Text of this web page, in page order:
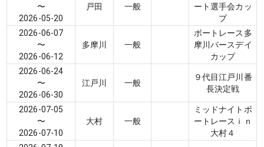
〜
2026-05-20
戸田 一般
ート選手会カッ
プ
2026-06-07
〜
2026-06-12
多摩川 一般
ボートレース多
摩川バースデイ
カップ
2026-06-24
〜
2026-06-30
江戸川 一般
９代目江戸川番
長決定戦
2026-07-05
〜
2026-07-10
大村 一般
ミッドナイトボ
ートレースｉｎ
大村４